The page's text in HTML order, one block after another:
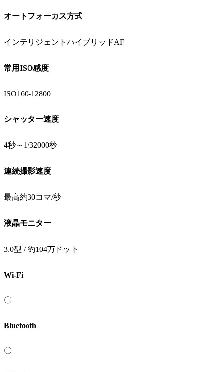
オートフォーカス方式
インテリジェントハイブリッドAF
常用ISO感度
ISO160-12800
シャッター速度
4秒～1/32000秒
連続撮影速度
最高約30コマ/秒
液晶モニター
3.0型 / 約104万ドット
Wi-Fi
〇
Bluetooth
〇